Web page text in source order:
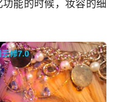
能的时候，妆容的细